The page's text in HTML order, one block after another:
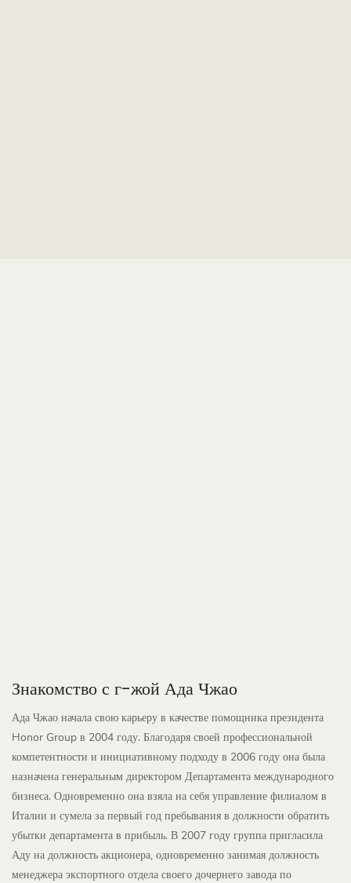
Знакомство с г-жой Ада Чжао
Ада Чжао начала свою карьеру в качестве помощника президента
Honor Group в 2004 году. Благодаря своей профессиональной
компетентности и инициативному подходу в 2006 году она была
назначена генеральным директором Департамента международного
бизнеса. Одновременно она взяла на себя управление филиалом в
Италии и сумела за первый год пребывания в должности обратить
убытки департамента в прибыль. В 2007 году группа пригласила
Аду на должность акционера, одновременно занимая должность
менеджера экспортного отдела своего дочернего завода по